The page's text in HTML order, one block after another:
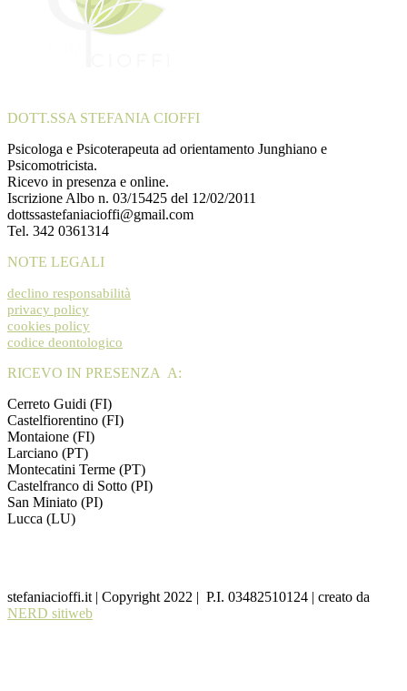
DOTT.SSA STEFANIA CIOFFI
Psicologa e Psicoterapeuta ad orientamento Junghiano e
Psicomotricista.
Ricevo in presenza e online.
Iscrizione Albo n. 03/15425 del 12/02/2011
dottssastefaniacioffi@gmail.com
Tel. 342 0361314
NOTE LEGALI
declino responsabilità
privacy policy
cookies policy
codice deontologico
RICEVO IN PRESENZA A:
Cerreto Guidi (FI)
Castelfiorentino (FI)
Montaione (FI)
Larciano (PT)
Montecatini Terme (PT)
Castelfranco di Sotto (PI)
San Miniato (PI)
Lucca (LU)
stefaniacioffi.it | Copyright 2022 | P.I. 03482510124 | creato da
NERD sitiweb